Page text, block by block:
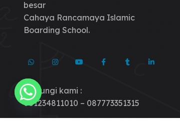
besar
Cahaya Rancamaya Islamic
Boarding School.
Hubungi kami :
081234811010 – 087773351315